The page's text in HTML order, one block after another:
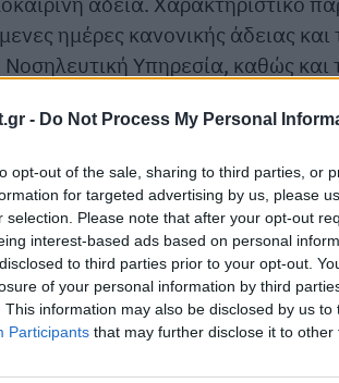
- Do Not Process My Personal
opt-out of the sale, sharing to third parties, or
for targeted advertising by us, please
selection. Please note that after your opt-out
interest-based ads based on personal
to third parties prior to your opt-out.
of your personal information by third
This information may also be disclosed by us
Participants that may further disclose it to other
ημέρες κανονικής άδειας και
Υπηρεσία, καθώς και
Παράλληλα, υπάρχουν
των εργαζομένων,
καλοκαίρι, και αυτές όχι
άπιαστο όνειρο.